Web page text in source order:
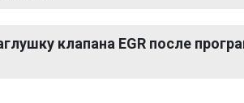
клапана EGR после